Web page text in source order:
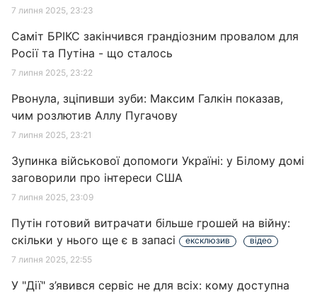
7 липня 2025, 23:23
Саміт БРІКС закінчився грандіозним провалом для
Росії та Путіна - що сталось
7 липня 2025, 23:22
Рвонула, зціпивши зуби: Максим Галкін показав,
чим розлютив Аллу Пугачову
7 липня 2025, 23:21
Зупинка військової допомоги Україні: у Білому домі
заговорили про інтереси США
7 липня 2025, 23:09
Путін готовий витрачати більше грошей на війну:
скільки у нього ще є в запасі
ексклюзив
відео
7 липня 2025, 22:55
У "Дії" з’явився сервіс не для всіх: кому доступна